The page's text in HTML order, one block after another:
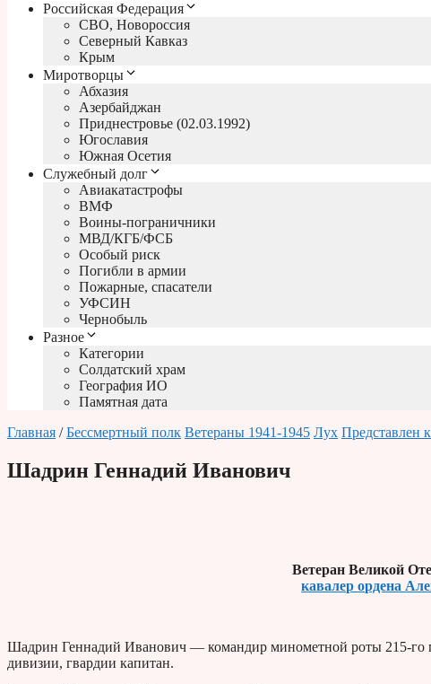
Российская Федерация
СВО, Новороссия
Северный Кавказ
Крым
Миротворцы
Абхазия
Азербайджан
Приднестровье (02.03.1992)
Югославия
Южная Осетия
Служебный долг
Авиакатастрофы
ВМФ
Воины-пограничники
МВД/КГБ/ФСБ
Особый риск
Погибли в армии
Пожарные, спасатели
УФСИН
Чернобыль
Разное
Категории
Солдатский храм
География ИО
Памятная дата
Главная /Бессмертный полк Ветераны 1941-1945 Лух Представлен
Шадрин Геннадий Иванович
Ветеран Великой
кавалер ордена
Шадрин Геннадий Иванович — командир минометной роты 215-го
дивизии, гвардии капитан.